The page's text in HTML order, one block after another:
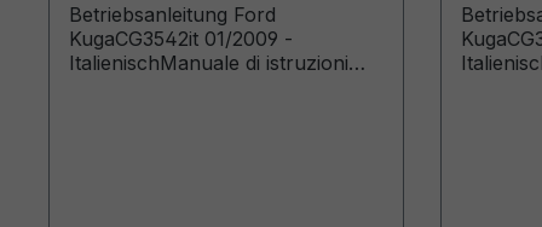
Betriebsanleitung Ford
KugaCG3542it 01/2009 -
ItalienischManuale di istruzioni